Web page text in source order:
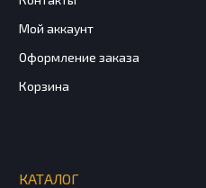
Мой аккаунт
Оформление заказа
Корзина
КАТАЛОГ